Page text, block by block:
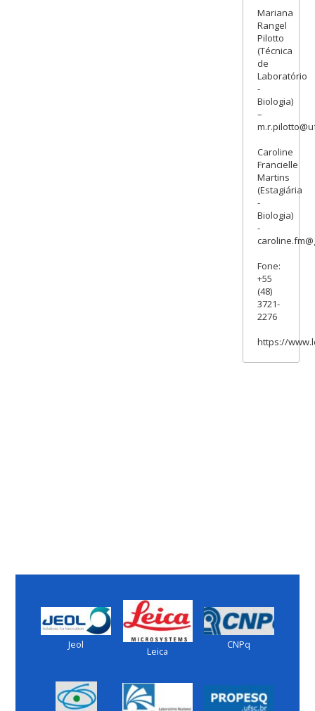
Mariana
Rangel
Pilotto
(Técnica
de
Laboratório
-
Biologia)
–
Caroline
Francielle
Martins
(Estagiária
-
Biologia)
-
Fone:
+55
(48)
3721-
2276
https://
Jeol
Leica
CNPq